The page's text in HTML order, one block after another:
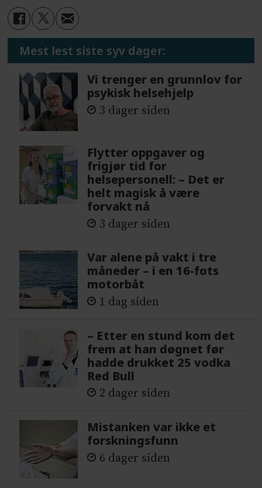
Mest lest siste syv dager:
Vi trenger en grunnlov for
psykisk helsehjelp
3 dager siden
Flytter oppgaver og
frigjør tid for
helsepersonell: – Det er
helt magisk å være
forvakt nå
3 dager siden
Var alene på vakt i tre
måneder – i en 16-fots
motorbåt
1 dag siden
– Etter en stund kom det
frem at han døgnet før
hadde drukket 25 vodka
Red Bull
2 dager siden
Mistanken var ikke et
forskningsfunn
6 dager siden